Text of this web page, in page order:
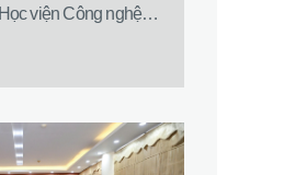
viện Công nghệ